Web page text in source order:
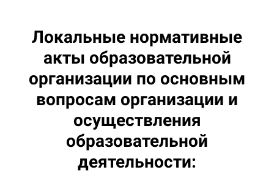
Локальные нормативные
акты образовательной
организации по основным
вопросам организации и
осуществления
образовательной
деятельности: